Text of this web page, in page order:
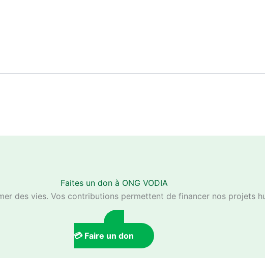
Faites un don à ONG VODIA
des vies. Vos contributions permettent de financer nos projets
💳 Faire un don